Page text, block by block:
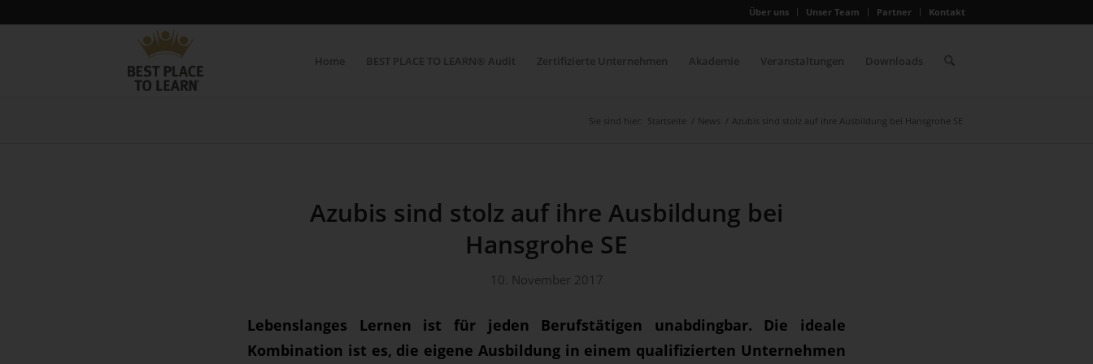
Über uns Unser Team Partner Kontakt
Home BEST PLACE TO LEARN® Audit Zertifizierte Unternehmen Akademie Veranstaltungen Downloads
Sie sind hier: Startseite / News / Azubis sind stolz auf ihre Ausbildung bei Hansgrohe SE
Azubis sind stolz auf ihre Ausbildung bei
Hansgrohe SE
10. November 2017
Lebenslanges Lernen ist für jeden Berufstätigen unabdingbar. Die ideale
Kombination ist es, die eigene Ausbildung in einem qualifizierten Unternehmen